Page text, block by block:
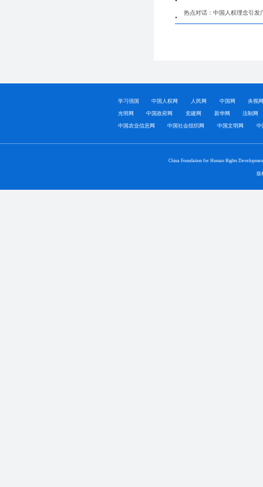
热点对话：中国人权理念引发
学习强国 中国人权网 人民网 中国网 央视
光明网 中国政府网 党建网 新华网 法制网
中国农业信息网 中国社会组织网 中国文明网 中
China Foundation for Human Rights
版